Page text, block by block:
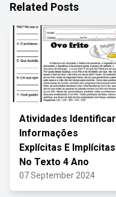
Related Posts
Atividades Identificar
Informações
Explícitas E Implícitas
No Texto 4 Ano
07 September 2024